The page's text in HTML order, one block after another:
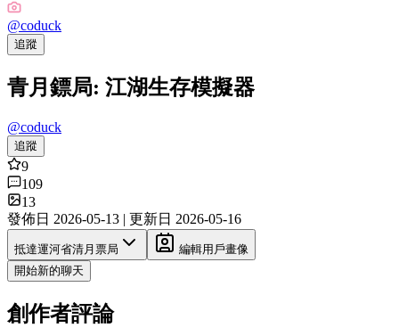
@coduck
追蹤
青月鏢局: 江湖生存模擬器
@coduck
追蹤
9
109
13
發佈日 2026-05-13 | 更新日 2026-05-16
抵達運河省清月票局
編輯用戶畫像
開始新的聊天
創作者評論